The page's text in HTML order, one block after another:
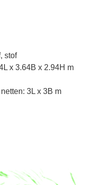
stof
x 3.64B x 2.94H m
3L x 3B m